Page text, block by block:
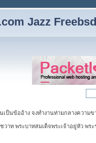
Jazz
ป็นข้ออ้าง จงทำงานท่ามกลางความ
วาท พระบาทสมเด็จพระเจ้าอยู่หัว พ